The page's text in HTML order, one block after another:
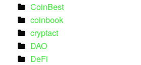
CoinBest
coinbook
cryptact
DAO
DeFi